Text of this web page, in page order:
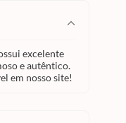
excelente
e autêntico.
em nosso site!